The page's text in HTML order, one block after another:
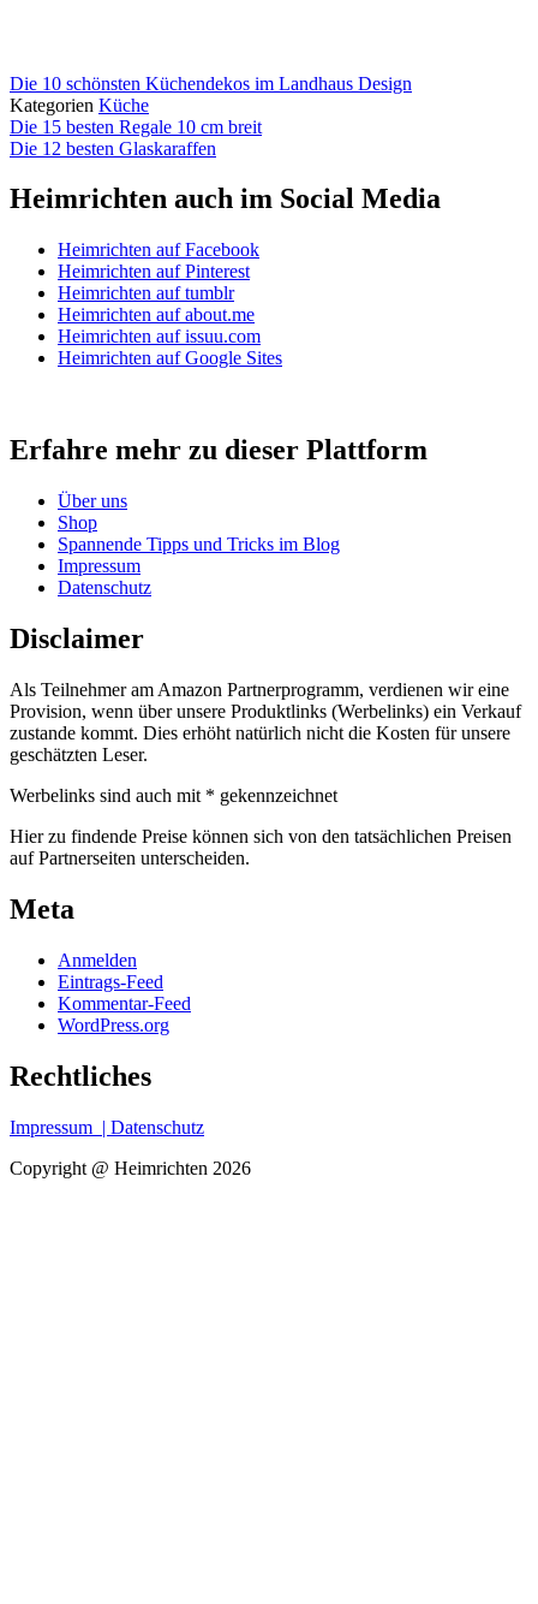
Die 10 schönsten Küchendekos im Landhaus Design
Kategorien Küche
Die 15 besten Regale 10 cm breit
Die 12 besten Glaskaraffen
Heimrichten auch im Social Media
Heimrichten auf Facebook
Heimrichten auf Pinterest
Heimrichten auf tumblr
Heimrichten auf about.me
Heimrichten auf issuu.com
Heimrichten auf Google Sites
Erfahre mehr zu dieser Plattform
Über uns
Shop
Spannende Tipps und Tricks im Blog
Impressum
Datenschutz
Disclaimer
Als Teilnehmer am Amazon Partnerprogramm, verdienen wir eine
Provision, wenn über unsere Produktlinks (Werbelinks) ein Verkauf
zustande kommt. Dies erhöht natürlich nicht die Kosten für unsere
geschätzten Leser.
Werbelinks sind auch mit * gekennzeichnet
Hier zu findende Preise können sich von den tatsächlichen Preisen
auf Partnerseiten unterscheiden.
Meta
Anmelden
Eintrags-Feed
Kommentar-Feed
WordPress.org
Rechtliches
Impressum | Datenschutz
Copyright @ Heimrichten 2026